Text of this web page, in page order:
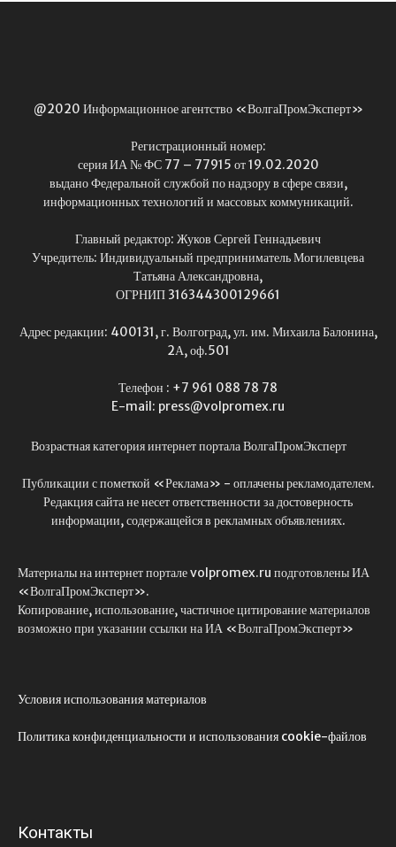
@2020 Информационное агентство «ВолгаПромЭксперт»
Регистрационный номер:
серия ИА № ФС 77 – 77915 от 19.02.2020
выдано Федеральной службой по надзору в сфере связи,
информационных технологий и массовых коммуникаций.
Главный редактор: Жуков Сергей Геннадьевич
Учредитель: Индивидуальный предприниматель Могилевцева
Татьяна Александровна,
ОГРНИП 316344300129661
Адрес редакции: 400131, г. Волгоград, ул. им. Михаила Балонина,
2А, оф.501
Телефон : +7 961 088 78 78
E-mail: press@volpromex.ru
Возрастная категория интернет портала ВолгаПромЭксперт
Публикации с пометкой «Реклама» - оплачены рекламодателем.
Редакция сайта не несет ответственности за достоверность
информации, содержащейся в рекламных объявлениях.
Материалы на интернет портале volpromex.ru подготовлены ИА
«ВолгаПромЭксперт».
Копирование, использование, частичное цитирование материалов
возможно при указании ссылки на ИА «ВолгаПромЭксперт»
Условия использования материалов
Политика конфиденциальности и использования cookie-файлов
Контакты